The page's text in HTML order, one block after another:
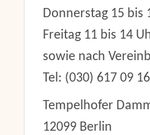
Donnerstag 15 bis
Freitag 11 bis 14
sowie nach
Tel: (030) 617 09
Tempelhofer
12099 Berlin